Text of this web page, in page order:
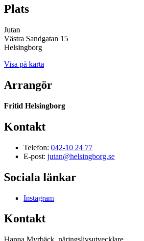
Plats
Jutan
Västra Sandgatan 15
Helsingborg
Visa på karta
Arrangör
Fritid Helsingborg
Kontakt
Telefon: 042-10 24 77
E-post: jutan@helsingborg.se
Sociala länkar
Instagram
Kontakt